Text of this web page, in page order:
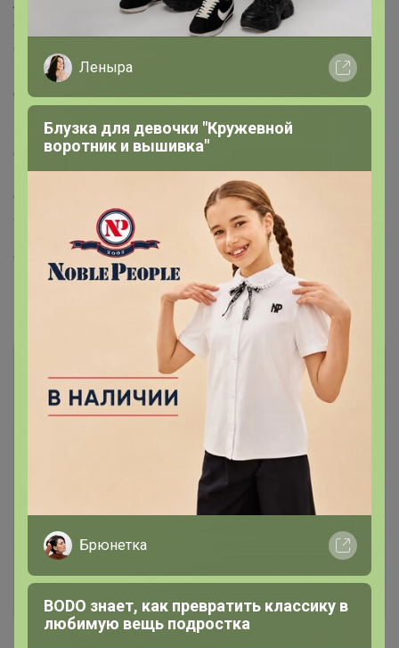
складной зонт Торговая марка Trust Тип полный
автомат (открывается и закрывается нажатием
кнопки) Свойства от дождя Размер купола средний
Диаметр купола 104 см Стоимость / цена недорогой
Рисунок на куполе однотонный Страна бренда Китай
Конструкция 3 сложения Длина сложенного зонта 35
см Материал каркаса фибергласс, алюминий, сталь
Материал купола полиэстер Количество спиц, шт. 8
спиц Материал ручки кожа Форма ручки крюк Вес
460 г
Trust 32420
Чтобы написать комментарий необходимо
авторизоваться на сайте!
Войти Зарегистрироваться
Леныра
Блузка для девочки "Кружевной
воротник и вышивка"
Брюнетка
BODO знает, как превратить классику в
любимую вещь подростка